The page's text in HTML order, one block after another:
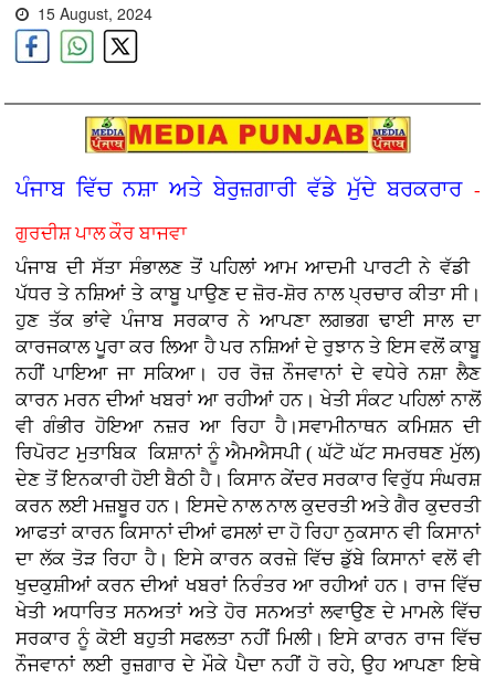
15 August, 2024
ਪੰਜਾਬ ਵਿੱਚ ਨਸ਼ਾ ਅਤੇ ਬੇਰੁਜ਼ਗਾਰੀ ਵੱਡੇ ਮੁੱਦੇ ਬਰਕਰਾਰ -
ਗੁਰਦੀਸ਼ ਪਾਲ ਕੌਰ ਬਾਜਵਾ
ਪੰਜਾਬ ਦੀ ਸੱਤਾ ਸੰਭਾਲਣ ਤੋਂ ਪਹਿਲਾਂ ਆਮ ਆਦਮੀ ਪਾਰਟੀ ਨੇ ਵੱਡੀ
ਪੱਧਰ ਤੇ ਨਸ਼ਿਆਂ ਤੇ ਕਾਬੂ ਪਾਉਣ ਦ ਜ਼ੋਰ-ਸ਼ੋਰ ਨਾਲ ਪ੍ਰਚਾਰ ਕੀਤਾ ਸੀ।
ਹੁਣ ਤੱਕ ਭਾਂਵੇ ਪੰਜਾਬ ਸਰਕਾਰ ਨੇ ਆਪਣਾ ਲਗਭਗ ਢਾਈ ਸਾਲ ਦਾ
ਕਾਰਜਕਾਲ ਪੂਰਾ ਕਰ ਲਿਆ ਹੈ ਪਰ ਨਸ਼ਿਆਂ ਦੇ ਰੁਝਾਨ ਤੇ ਇਸ ਵਲੋਂ ਕਾਬੂ
ਨਹੀਂ ਪਾਇਆ ਜਾ ਸਕਿਆ। ਹਰ ਰੋਜ਼ ਨੌਜਵਾਨਾਂ ਦੇ ਵਧੇਰੇ ਨਸ਼ਾ ਲੈਣ
ਕਾਰਨ ਮਰਨ ਦੀਆਂ ਖਬਰਾਂ ਆ ਰਹੀਆਂ ਹਨ। ਖੇਤੀ ਸੰਕਟ ਪਹਿਲਾਂ ਨਾਲੋਂ
ਵੀ ਗੰਭੀਰ ਹੋਇਆ ਨਜ਼ਰ ਆ ਰਿਹਾ ਹੈ।ਸਵਾਮੀਨਾਥਨ ਕਮਿਸ਼ਨ ਦੀ
ਰਿਪੋਰਟ ਮੁਤਾਬਿਕ ਕਿਸ਼ਾਨਾਂ ਨੂੰ ਐਮਐਸਪੀ ( ਘੱਟੋ ਘੱਟ ਸਮਰਥਣ ਮੁੱਲ)
ਦੇਣ ਤੋਂ ਇਨਕਾਰੀ ਹੋਈ ਬੈਠੀ ਹੈ। ਕਿਸਾਨ ਕੇਂਦਰ ਸਰਕਾਰ ਵਿਰੁੱਧ ਸੰਘਰਸ਼
ਕਰਨ ਲਈ ਮਜ਼ਬੂਰ ਹਨ। ਇਸਦੇ ਨਾਲ ਨਾਲ ਕੁਦਰਤੀ ਅਤੇ ਗੈਰ ਕੁਦਰਤੀ
ਆਫਤਾਂ ਕਾਰਨ ਕਿਸਾਨਾਂ ਦੀਆਂ ਫਸਲਾਂ ਦਾ ਹੋ ਰਿਹਾ ਨੁਕਸਾਨ ਵੀ ਕਿਸਾਨਾਂ
ਦਾ ਲੱਕ ਤੋੜ ਰਿਹਾ ਹੈ। ਇਸੇ ਕਾਰਨ ਕਰਜ਼ੇ ਵਿੱਚ ਡੁੱਬੇ ਕਿਸਾਨਾਂ ਵਲੋਂ ਵੀ
ਖੁਦਕੁਸ਼ੀਆਂ ਕਰਨ ਦੀਆਂ ਖਬਰਾਂ ਨਿਰੰਤਰ ਆ ਰਹੀਆਂ ਹਨ। ਰਾਜ ਵਿੱਚ
ਖੇਤੀ ਅਧਾਰਿਤ ਸਨਅਤਾਂ ਅਤੇ ਹੋਰ ਸਨਅਤਾਂ ਲਵਾਉਣ ਦੇ ਮਾਮਲੇ ਵਿੱਚ
ਸਰਕਾਰ ਨੂੰ ਕੋਈ ਬਹੁਤੀ ਸਫਲਤਾ ਨਹੀਂ ਮਿਲੀ। ਇਸੇ ਕਾਰਨ ਰਾਜ ਵਿੱਚ
ਨੌਜਵਾਨਾਂ ਲਈ ਰੁਜ਼ਗਾਰ ਦੇ ਮੌਕੇ ਪੈਦਾ ਨਹੀਂ ਹੋ ਰਹੇ, ਉਹ ਆਪਣਾ ਇਥੇ